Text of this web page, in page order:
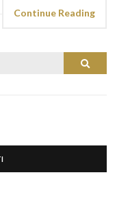
Continue Reading
Search